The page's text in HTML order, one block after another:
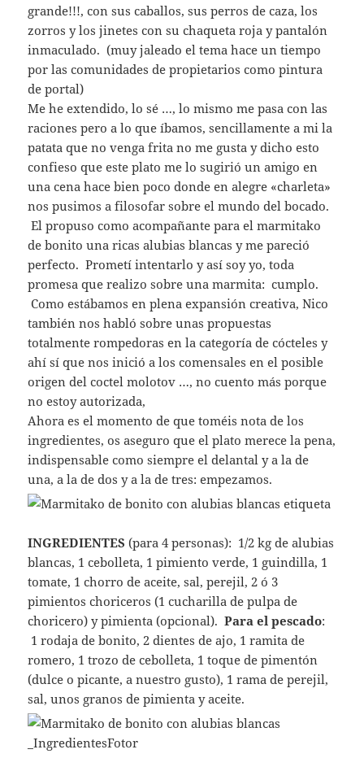
grande!!!, con sus caballos, sus perros de caza, los
zorros y los jinetes con su chaqueta roja y pantalón
inmaculado. (muy jaleado el tema hace un tiempo
por las comunidades de propietarios como pintura
de portal)
Me he extendido, lo sé …, lo mismo me pasa con las
raciones pero a lo que íbamos, sencillamente a mi la
patata que no venga frita no me gusta y dicho esto
confieso que este plato me lo sugirió un amigo en
una cena hace bien poco donde en alegre «charleta»
nos pusimos a filosofar sobre el mundo del bocado.
El propuso como acompañante para el marmitako
de bonito una ricas alubias blancas y me pareció
perfecto. Prometí intentarlo y así soy yo, toda
promesa que realizo sobre una marmita: cumplo.
Como estábamos en plena expansión creativa, Nico
también nos habló sobre unas propuestas
totalmente rompedoras en la categoría de cócteles y
ahí sí que nos inició a los comensales en el posible
origen del coctel molotov …, no cuento más porque
no estoy autorizada,
Ahora es el momento de que toméis nota de los
ingredientes, os aseguro que el plato merece la pena,
indispensable como siempre el delantal y a la de
una, a la de dos y a la de tres: empezamos.
INGREDIENTES (para 4 personas): 1/2 kg de alubias
blancas, 1 cebolleta, 1 pimiento verde, 1 guindilla, 1
tomate, 1 chorro de aceite, sal, perejil, 2 ó 3
pimientos choriceros (1 cucharilla de pulpa de
choricero) y pimienta (opcional).Para el pescado:
1 rodaja de bonito, 2 dientes de ajo, 1 ramita de
romero, 1 trozo de cebolleta, 1 toque de pimentón
(dulce o picante, a nuestro gusto), 1 rama de perejil,
sal, unos granos de pimienta y aceite.